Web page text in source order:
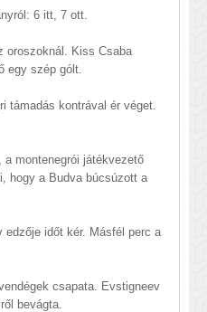
6 itt, 7 ott.
oroszoknál. Kiss Csaba
egy szép gólt.
támadás kontrával ér véget.
montenegrói játékvezető
hogy a Budva búcsúzott a
időt kér. Másfél perc a
csapata. Evstigneev
bevágta.